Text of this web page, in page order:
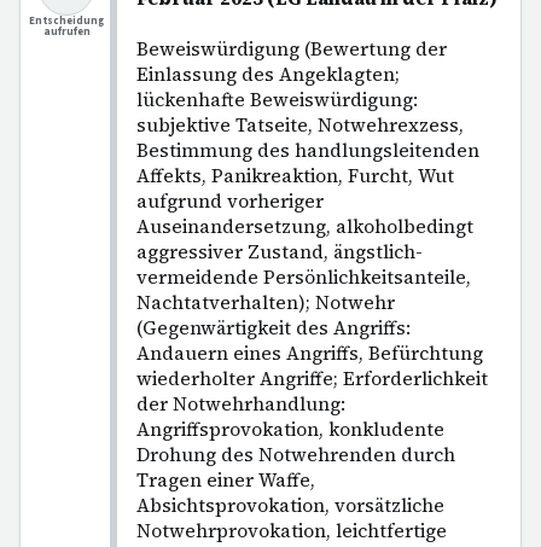
Beweiswürdigung (Bewertung der
Einlassung des Angeklagten;
lückenhafte Beweiswürdigung:
subjektive Tatseite, Notwehrexzess,
Bestimmung des handlungsleitenden
Affekts, Panikreaktion, Furcht, Wut
aufgrund vorheriger
Auseinandersetzung, alkoholbedingt
aggressiver Zustand, ängstlich-
vermeidende Persönlichkeitsanteile,
Nachtatverhalten); Notwehr
(Gegenwärtigkeit des Angriffs:
Andauern eines Angriffs, Befürchtung
wiederholter Angriffe; Erforderlichkeit
der Notwehrhandlung:
Angriffsprovokation, konkludente
Drohung des Notwehrenden durch
Tragen einer Waffe,
Absichtsprovokation, vorsätzliche
Notwehrprovokation, leichtfertige
Entscheidung
aufrufen